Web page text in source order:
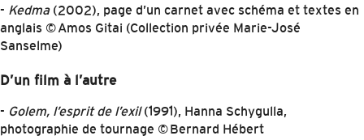
- Kedma(2002), page d’un carnet avec schéma et textes en
anglais © Amos Gitai (Collection privée Marie-José
Sanselme)
D’un film à l’autre
- Golem, l’esprit de l’exil(1991), Hanna Schygulla,
photographie de tournage © Bernard Hébert